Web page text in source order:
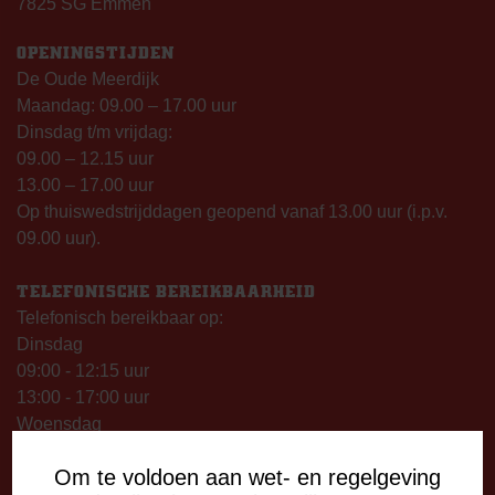
Om te voldoen aan wet- en regelgeving
OPENINGSTIJDEN
De Oude Meerdijk
Maandag: 09.00 – 17.00 uur
Dinsdag t/m vrijdag:
09.00 – 12.15 uur
13.00 – 17.00 uur
Op thuiswedstrijddagen geopend vanaf 13.00 uur (i.p.v.
09.00 uur).
TELEFONISCHE BEREIKBAARHEID
Telefonisch bereikbaar op:
Dinsdag
09:00 - 12:15 uur
13:00 - 17:00 uur
Woensdag
Vrijdag